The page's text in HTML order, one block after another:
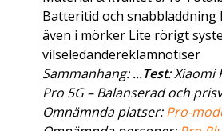
Batteritid och snabbladdning
även i mörker Lite rörigt
vilseledandereklamnotiser
Sammanhang: ...Test: Xiaomi
Pro 5G – Balanserad och
Omnämnda platser:Pro-